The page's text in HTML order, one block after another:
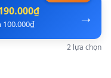
→
100.000₫
2 lựa chọn